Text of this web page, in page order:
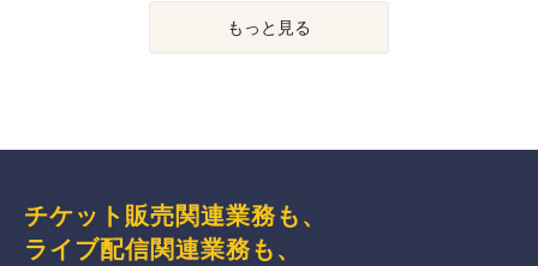
もっと見る
チケット販売関連業務も、
ライブ配信関連業務も、